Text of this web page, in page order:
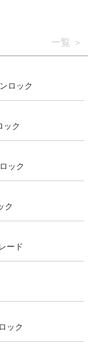
一覧
ロック
ック
ック
ク
ード
ック